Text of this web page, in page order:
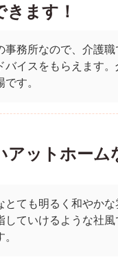
きます！
事務所なので、介護
バイスをもらえます
す。
アットホーム
とても明るく和やか
していけるような社